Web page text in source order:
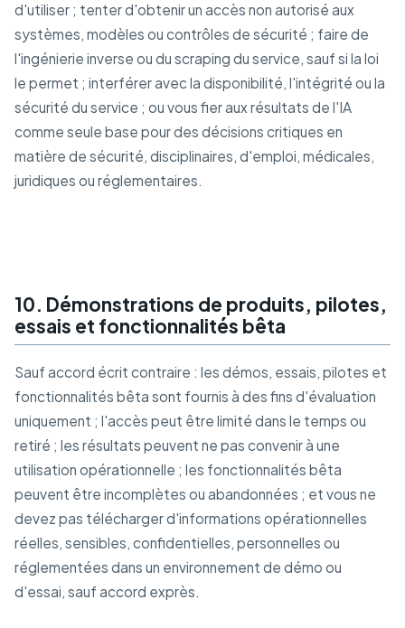
d'utiliser ; tenter d'obtenir un accès non autorisé aux
systèmes, modèles ou contrôles de sécurité ; faire de
l'ingénierie inverse ou du scraping du service, sauf si la loi
le permet ; interférer avec la disponibilité, l'intégrité ou la
sécurité du service ; ou vous fier aux résultats de l'IA
comme seule base pour des décisions critiques en
matière de sécurité, disciplinaires, d'emploi, médicales,
juridiques ou réglementaires.
10. Démonstrations de produits, pilotes,
essais et fonctionnalités bêta
Sauf accord écrit contraire : les démos, essais, pilotes et
fonctionnalités bêta sont fournis à des fins d'évaluation
uniquement ; l'accès peut être limité dans le temps ou
retiré ; les résultats peuvent ne pas convenir à une
utilisation opérationnelle ; les fonctionnalités bêta
peuvent être incomplètes ou abandonnées ; et vous ne
devez pas télécharger d'informations opérationnelles
réelles, sensibles, confidentielles, personnelles ou
réglementées dans un environnement de démo ou
d'essai, sauf accord exprès.